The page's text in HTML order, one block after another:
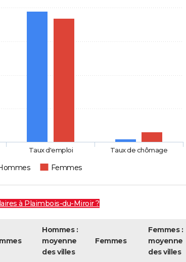
Femmes
Taux d'emploi Taux de chômage
à Plaimbois-du-Miroir ?
Hommes :
moyenne
des villes
Femmes
Femmes :
moyenne
des villes